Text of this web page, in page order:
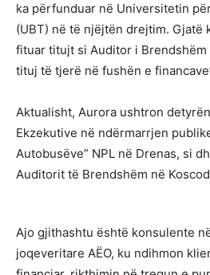
ka përfunduar në Universitetin
(UBT) në të njëjtën drejtim. Gjatë
fituar titujt si Auditor i
tituj të tjerë në fushën e
Aktualisht, Aurora ushtron
Ekzekutive në ndërmarrjen
Autobusëve” NPL në Drenas, si
Auditorit të Brendshëm në
Ajo gjithashtu është konsulente
joqeveritare AËO, ku ndihmon